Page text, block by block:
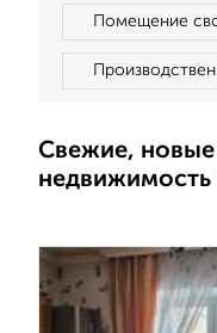
Помещение
Свежие,
недвижимость